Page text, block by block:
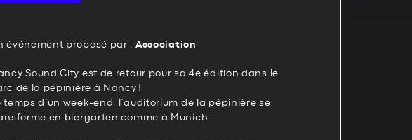
événement proposé par : Association
Sound City est de retour pour sa 4e édition dans le
de la pépinière à Nancy !
temps d’un week-end, l’auditorium de la pépinière se
en biergarten comme à Munich.